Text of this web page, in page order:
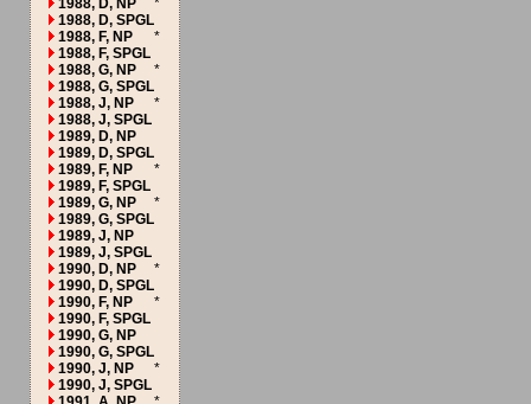
1988, D, NP
*
1988, D, SPGL
1988, F, NP
*
1988, F, SPGL
1988, G, NP
*
1988, G, SPGL
1988, J, NP
*
1988, J, SPGL
1989, D, NP
1989, D, SPGL
1989, F, NP
*
1989, F, SPGL
1989, G, NP
*
1989, G, SPGL
1989, J, NP
1989, J, SPGL
1990, D, NP
*
1990, D, SPGL
1990, F, NP
*
1990, F, SPGL
1990, G, NP
1990, G, SPGL
1990, J, NP
*
1990, J, SPGL